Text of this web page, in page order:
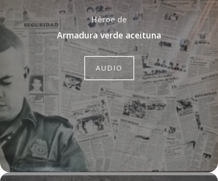
Héroe de
Armadura verde aceituna
AUDIO